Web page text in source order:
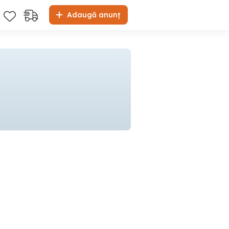
Adaugă anunț